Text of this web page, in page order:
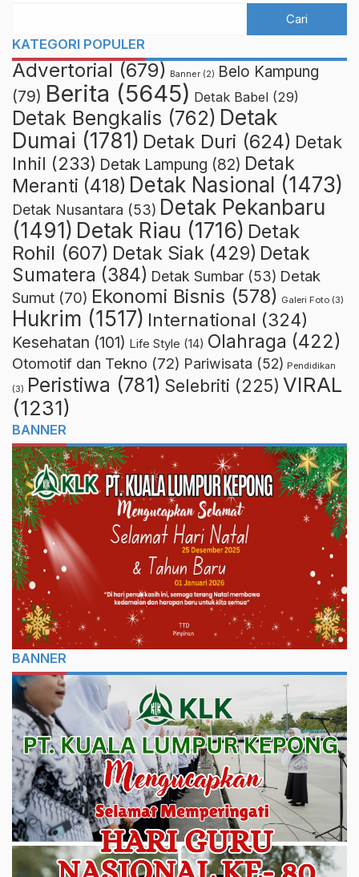
KATEGORI POPULER
Advertorial (679) Banner (2) Belo Kampung
(79) Berita (5645) Detak Babel (29)
Detak Bengkalis (762) Detak
Dumai (1781) Detak Duri (624) Detak
Inhil (233) Detak Lampung (82) Detak
Meranti (418) Detak Nasional (1473)
Detak Nusantara (53) Detak Pekanbaru
(1491) Detak Riau (1716) Detak
Rohil (607) Detak Siak (429) Detak
Sumatera (384) Detak Sumbar (53) Detak
Sumut (70) Ekonomi Bisnis (578) Galeri Foto (3)
Hukrim (1517) International (324)
Kesehatan (101) Life Style (14) Olahraga (422)
Otomotif dan Tekno (72) Pariwisata (52) Pendidikan
(3) Peristiwa (781) Selebriti (225) VIRAL
(1231)
BANNER
BANNER